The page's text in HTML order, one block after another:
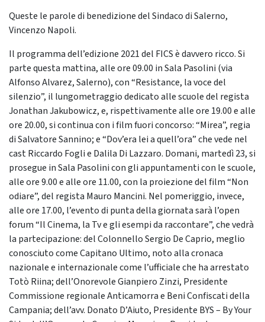
Queste le parole di benedizione del Sindaco di Salerno,
Vincenzo Napoli.
Il programma dell’edizione 2021 del FICS è davvero ricco. Si
parte questa mattina, alle ore 09.00 in Sala Pasolini (via
Alfonso Alvarez, Salerno), con “Resistance, la voce del
silenzio”, il lungometraggio dedicato alle scuole del regista
Jonathan Jakubowicz, e, rispettivamente alle ore 19.00 e alle
ore 20.00, si continua con i film fuori concorso: “Mirea”, regia
di Salvatore Sannino; e “Dov’era lei a quell’ora” che vede nel
cast Riccardo Fogli e Dalila Di Lazzaro. Domani, martedì 23, si
prosegue in Sala Pasolini con gli appuntamenti con le scuole,
alle ore 9.00 e alle ore 11.00, con la proiezione del film “Non
odiare”, del regista Mauro Mancini. Nel pomeriggio, invece,
alle ore 17.00, l’evento di punta della giornata sarà l’open
forum “Il Cinema, la Tv e gli esempi da raccontare”, che vedrà
la partecipazione: del Colonnello Sergio De Caprio, meglio
conosciuto come Capitano Ultimo, noto alla cronaca
nazionale e internazionale come l’ufficiale che ha arrestato
Totò Riina; dell’Onorevole Gianpiero Zinzi, Presidente
Commissione regionale Anticamorra e Beni Confiscati della
Campania; dell’avv. Donato D’Aiuto, Presidente BYS – By Your